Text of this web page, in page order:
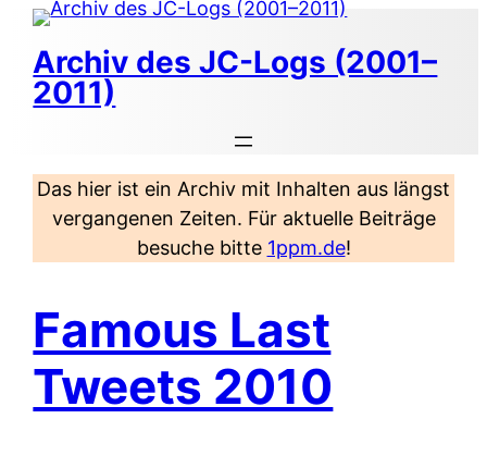
Zum
Inhalt
springen
Archiv des JC-Logs (2001–
2011)
Das hier ist ein Archiv mit Inhalten aus längst
vergangenen Zeiten. Für aktuelle Beiträge
besuche bitte 1ppm.de!
Famous Last
Tweets 2010